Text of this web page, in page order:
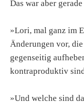
Das war aber
»Lori, mal ganz im
Änderungen vor,
gegenseitig
kontraproduktiv
»Und welche sind